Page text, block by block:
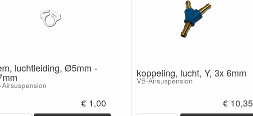
luchtleiding, Ø5mm -
Airsuspension
€ 1,00
koppeling, lucht, Y, 3x 6mm
VB-Airsuspension
€ 10,35